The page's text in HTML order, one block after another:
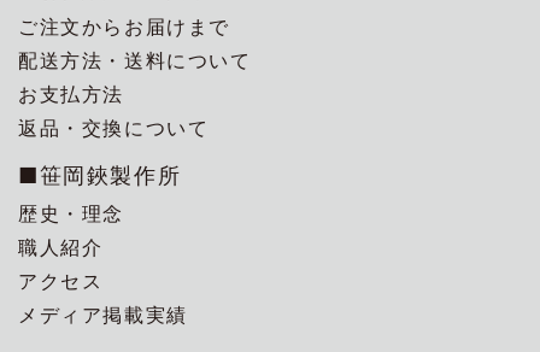
ご注文からお届けまで
配送方法・送料について
お支払方法
返品・交換について
■笹岡鋏製作所
歴史・理念
職人紹介
アクセス
メディア掲載実績